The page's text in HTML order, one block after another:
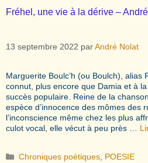
Fréhel, une vie à la dérive –
13 septembre 2022 parAndré Nolat
Marguerite Boulc’h (ou Boulch), alias
connut, plus encore que Damia et à
succès populaire. Reine de la
espèce d’innocence des mômes des
l’inconscience même chez les plus
culot vocal, elle vécut à peu près …
Catégories
Chroniques poétiques POESIE